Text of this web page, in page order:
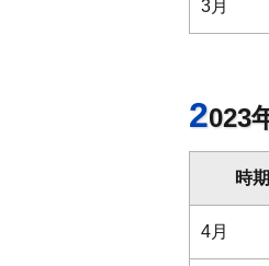
3月
2023
時期
4月